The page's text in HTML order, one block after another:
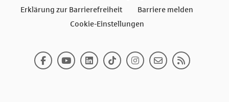
Erklärung zur Barrierefreiheit
Barriere melden
Cookie-Einstellungen